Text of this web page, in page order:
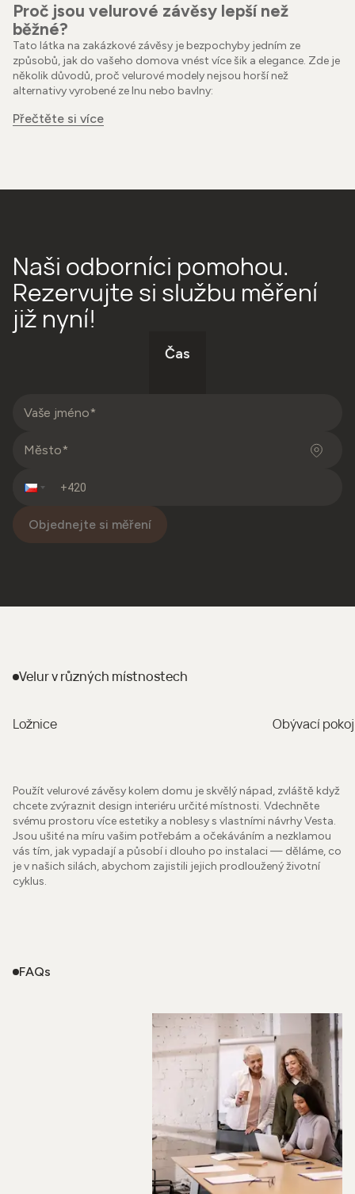
Proč jsou velurové závěsy lepší než
běžné?
Tato látka na zakázkové závěsy je bezpochyby jedním ze
způsobů, jak do vašeho domova vnést více šik a elegance. Zde je
několik důvodů, proč velurové modely nejsou horší než
alternativy vyrobené ze lnu nebo bavlny:
Přečtěte si více
Objednejte si měření
Čas
Naši odborníci pomohou.
Rezervujte si službu měření
již nyní!
Velurv různých místnostech
Ložnice Obývací pokoj
Použít velurové závěsy kolem domu je skvělý nápad, zvláště když
chcete zvýraznit design interiéru určité místnosti. Vdechněte
svému prostoru více estetiky a noblesy s vlastními návrhy Vesta.
Jsou ušité na míru vašim potřebám a očekáváním a nezklamou
vás tím, jak vypadají a působí i dlouho po instalaci — děláme, co
je v našich silách, abychom zajistili jejich prodloužený životní
cyklus.
FAQs